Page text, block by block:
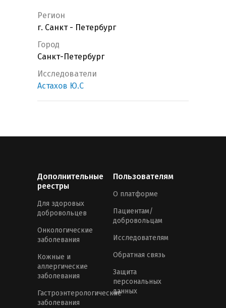
Регион
г. Санкт - Петербург
Город
Санкт-Петербург
Исследователи
Астахов Ю.С
Дополнительные
реестры
Для здоровых
добровольцев
Онкологические
заболевания
Кожные и
аллергические
заболевания
Гастроэнтерологические
заболевания
Пользователям
О платформе
Пациентам/
добровольцам
Исследователям
Обратная связь
Защита
персональных
данных